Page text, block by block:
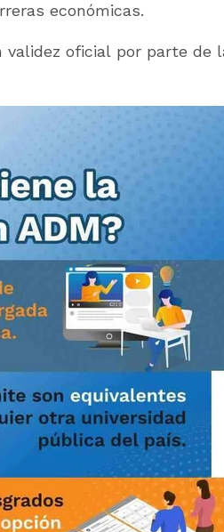
económicas.
validez oficial por parte de